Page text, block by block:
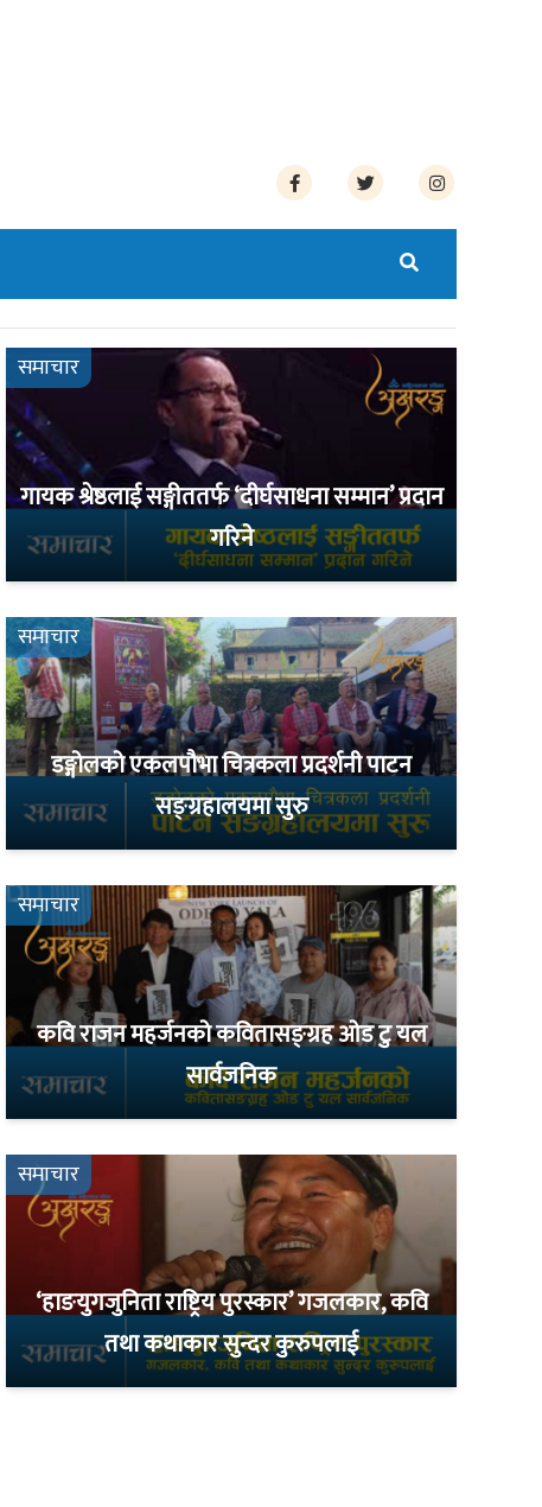
समाचार
गायक श्रेष्ठलाई सङ्गीततर्फ ‘दीर्घसाधना सम्मान’ प्रदान
गरिने
समाचार
डङ्गोलको एकलपौभा चित्रकला प्रदर्शनी पाटन
सङ्ग्रहालयमा सुरु
समाचार
कवि राजन महर्जनको कवितासङ्ग्रह ओड टु यल
सार्वजनिक
समाचार
‘हाङयुगजुनिता राष्ट्रिय पुरस्कार’ गजलकार, कवि
तथा कथाकार सुन्दर कुरुपलाई